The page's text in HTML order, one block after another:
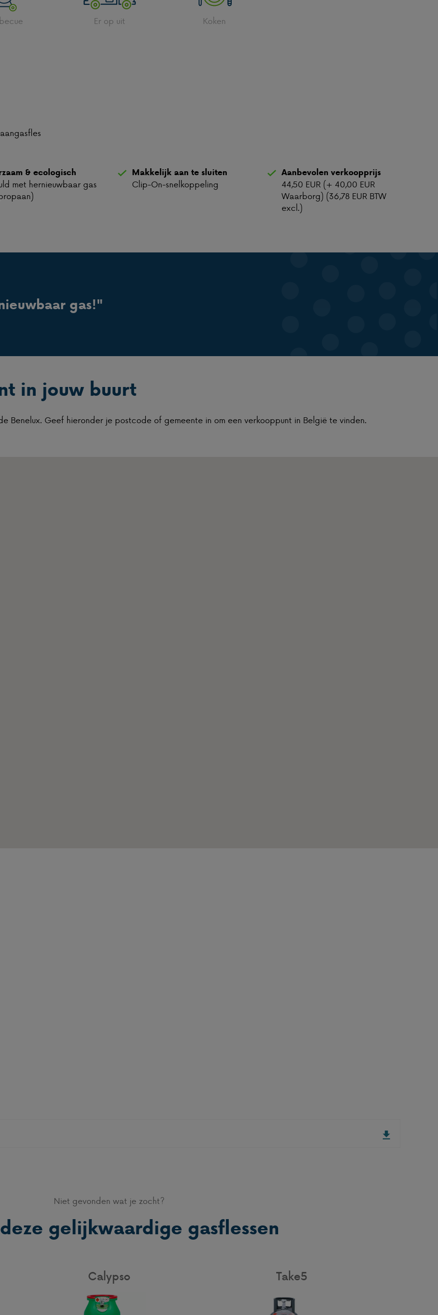
Er op uit Koken
& ecologisch
met hernieuwbaar gas
Makkelijk aan te sluiten
Clip-On-snelkoppeling
Aanbevolen verkoopprijs
44,50 EUR (+ 40,00 EUR
Waarborg) (36,78 EUR BTW
excl.)
gas!"
in jouw buurt
Benelux. Geef hieronder je postcode of gemeente in om een verkooppunt in België te vinden.
Niet gevonden wat je zocht?
gelijkwaardige gasflessen
Calypso Take5